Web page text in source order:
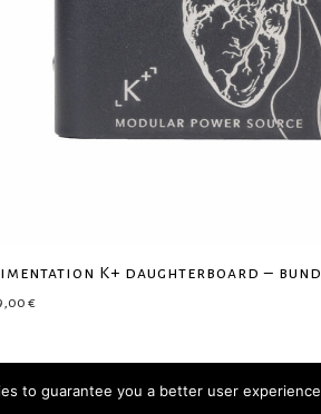
K+ daughterboard –
€
to guarantee you a better user